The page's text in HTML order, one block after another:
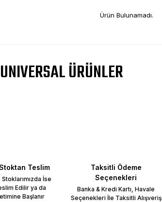
Ürün Bulunamadı.
UNIVERSAL ÜRÜNLER
Teslim
İse
Edilir ya da
Başlanır
Taksitli Ödeme
Seçenekleri
Banka & Kredi Kartı, Havale
Seçenekleri İle Taksitli Alışveriş